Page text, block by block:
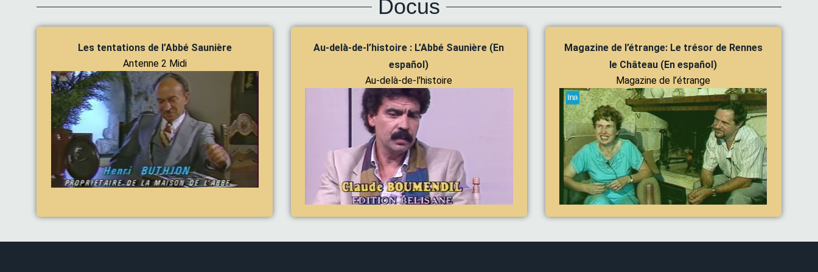
Docus
Les tentations de l’Abbé Saunière
Antenne 2 Midi
Au-delà-de-l’histoire : L’Abbé Saunière (En
español)
Au-delà-de-l’histoire
Magazine de l’étrange: Le trésor de Rennes
le Château (En español)
Magazine de l’étrange